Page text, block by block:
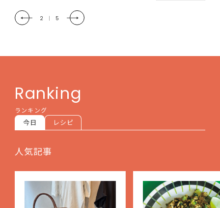
2 | 5
Ranking
ランキング
今日 レシピ
人気記事